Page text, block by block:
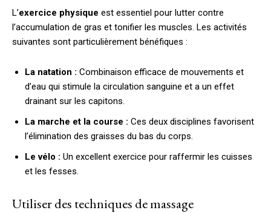
L’exercice physique est essentiel pour lutter contre
l’accumulation de gras et tonifier les muscles. Les activités
suivantes sont particulièrement bénéfiques :
La natation : Combinaison efficace de mouvements et
d’eau qui stimule la circulation sanguine et a un effet
drainant sur les capitons.
La marche et la course : Ces deux disciplines favorisent
l’élimination des graisses du bas du corps.
Le vélo : Un excellent exercice pour raffermir les cuisses
et les fesses.
Utiliser des techniques de massage